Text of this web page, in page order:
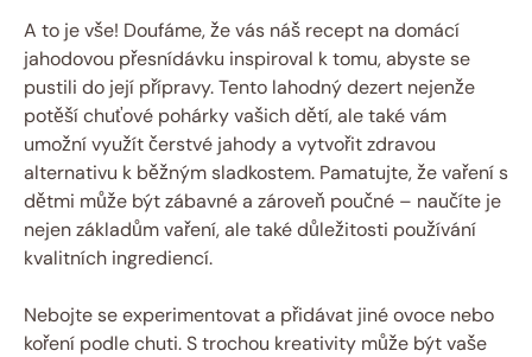
A to je vše! Doufáme, že vás náš recept na domácí
jahodovou přesnídávku inspiroval k tomu, abyste se
pustili do její přípravy. Tento lahodný dezert nejenže
potěší chuťové pohárky vašich dětí, ale také vám
umožní využít čerstvé jahody a vytvořit zdravou
alternativu k běžným sladkostem. Pamatujte, že vaření s
dětmi může být zábavné a zároveň poučné – naučíte je
nejen základům vaření, ale také důležitosti používání
kvalitních ingrediencí.
Nebojte se experimentovat a přidávat jiné ovoce nebo
koření podle chuti. S trochou kreativity může být vaše